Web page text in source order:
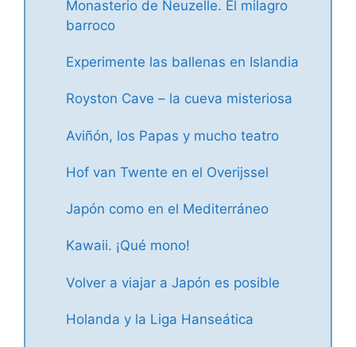
Monasterio de Neuzelle. El milagro
barroco
Experimente las ballenas en Islandia
Royston Cave – la cueva misteriosa
Aviñón, los Papas y mucho teatro
Hof van Twente en el Overijssel
Japón como en el Mediterráneo
Kawaii. ¡Qué mono!
Volver a viajar a Japón es posible
Holanda y la Liga Hanseática